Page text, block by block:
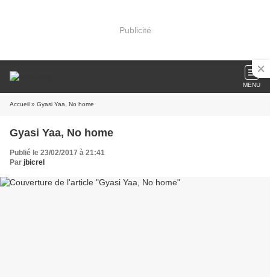
Publicité
MENU
Accueil » Gyasi Yaa, No home
Gyasi Yaa, No home
Publié le 23/02/2017 à 21:41
Par jbicrel